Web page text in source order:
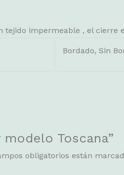
impermeable , el cierre
Bordado, Sin
Toscana”
obligatorios están